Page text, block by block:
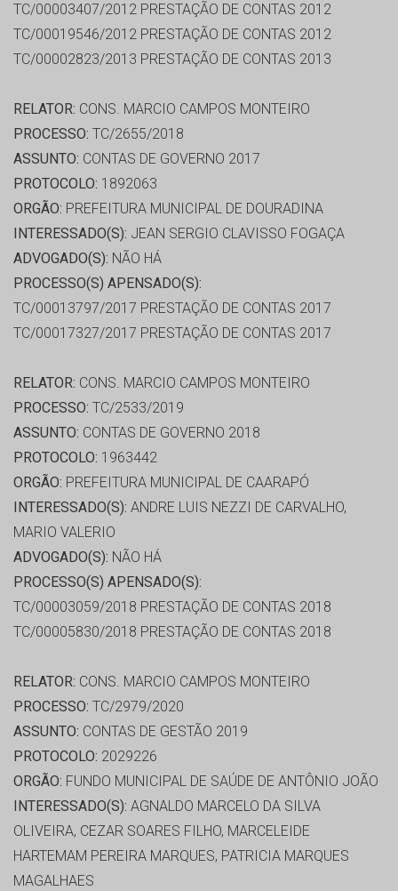
TC/00003407/2012 PRESTAÇÃO DE CONTAS 2012
TC/00019546/2012 PRESTAÇÃO DE CONTAS 2012
TC/00002823/2013 PRESTAÇÃO DE CONTAS 2013
RELATOR: CONS. MARCIO CAMPOS MONTEIRO
PROCESSO: TC/2655/2018
ASSUNTO: CONTAS DE GOVERNO 2017
PROTOCOLO: 1892063
ORGÃO: PREFEITURA MUNICIPAL DE DOURADINA
INTERESSADO(S): JEAN SERGIO CLAVISSO FOGAÇA
ADVOGADO(S): NÃO HÁ
PROCESSO(S) APENSADO(S):
TC/00013797/2017 PRESTAÇÃO DE CONTAS 2017
TC/00017327/2017 PRESTAÇÃO DE CONTAS 2017
RELATOR: CONS. MARCIO CAMPOS MONTEIRO
PROCESSO: TC/2533/2019
ASSUNTO: CONTAS DE GOVERNO 2018
PROTOCOLO: 1963442
ORGÃO: PREFEITURA MUNICIPAL DE CAARAPÓ
INTERESSADO(S): ANDRE LUIS NEZZI DE CARVALHO,
MARIO VALERIO
ADVOGADO(S): NÃO HÁ
PROCESSO(S) APENSADO(S):
TC/00003059/2018 PRESTAÇÃO DE CONTAS 2018
TC/00005830/2018 PRESTAÇÃO DE CONTAS 2018
RELATOR: CONS. MARCIO CAMPOS MONTEIRO
PROCESSO: TC/2979/2020
ASSUNTO: CONTAS DE GESTÃO 2019
PROTOCOLO: 2029226
ORGÃO: FUNDO MUNICIPAL DE SAÚDE DE ANTÔNIO JOÃO
INTERESSADO(S): AGNALDO MARCELO DA SILVA
OLIVEIRA, CEZAR SOARES FILHO, MARCELEIDE
HARTEMAM PEREIRA MARQUES, PATRICIA MARQUES
MAGALHAES